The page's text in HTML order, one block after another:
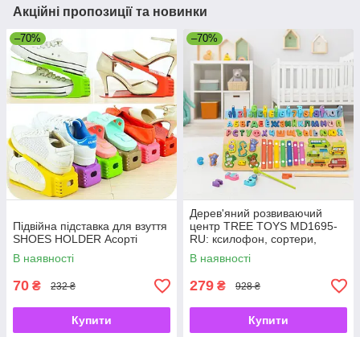
Акційні пропозиції та новинки
–70%
Підвійна підставка для взуття
SHOES HOLDER Асорті
В наявності
70 ₴ 232 ₴
Купити
–70%
Дерев'яний розвиваючий
центр TREE TOYS MD1695-
RU: ксилофон, сортери,
рибальство, 10 рибок
В наявності
279 ₴ 928 ₴
Купити